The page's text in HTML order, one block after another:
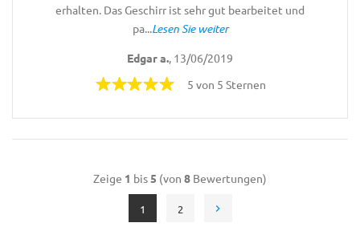
erhalten. Das Geschirr ist sehr gut bearbeitet und
pa...Lesen Sie weiter
Edgar a. , 13/06/2019
5 von 5 Sternen
Zeige 1 bis5 (von 8 Bewertungen)
1 2